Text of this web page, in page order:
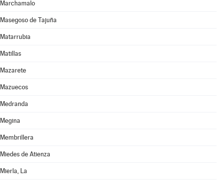
Marchamalo
Masegoso de Tajuña
Matarrubia
Matillas
Mazarete
Mazuecos
Medranda
Megina
Membrillera
Miedes de Atienza
Mierla, La